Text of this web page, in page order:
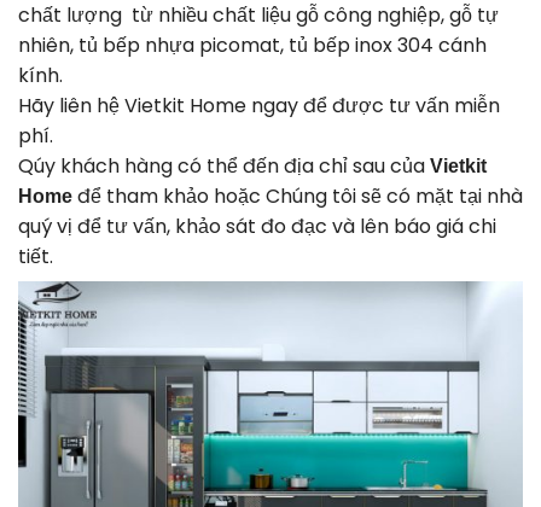
chất lượng từ nhiều chất liệu gỗ công nghiệp, gỗ tự
nhiên, tủ bếp nhựa picomat, tủ bếp inox 304 cánh
kính.
Hãy liên hệVietkit Home ngay để được tư vấn miễn
phí.
Qúy khách hàng có thể đến địa chỉ sau của Vietkit
Home để tham khảo hoặc Chúng tôi sẽ có mặt tại nhà
quý vị để tư vấn, khảo sát đo đạc và lên báo giá chi
tiết.